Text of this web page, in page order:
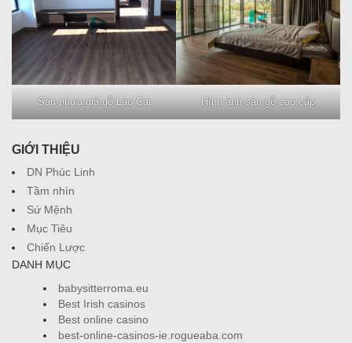
Sàn nhựa giả gỗ Lào Cai Hình ảnh sàn gỗ cao cấp
GIỚI THIỆU
DN Phúc Linh
Tầm nhìn
Sứ Mệnh
Mục Tiêu
Chiến Lược
DANH MỤC
babysitterroma.eu
Best Irish casinos
Best online casino
best-online-casinos-ie.rogueaba.com